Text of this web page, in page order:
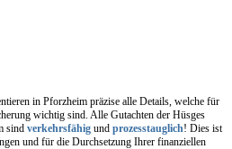
in Pforzheim präzise alle Details, welche für
wichtig sind. Alle Gutachten der Hüsges
sind verkehrsfähig und prozesstauglich! Dies ist
und für die Durchsetzung Ihrer finanziellen